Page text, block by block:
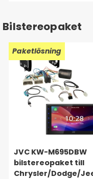
Bilstereopaket
Paketlösning
JVC KW-M695DBW
bilstereopaket till
Chrysler/Dodge/